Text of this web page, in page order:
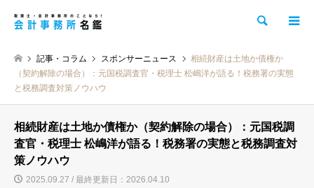
検索
記事・コラム スポンサーニュース
相続財産は土地か債権か
（契約解除の場合）：元国税調査官・税理士 松嶋洋が語る！税務署の実態
と税務調査対策ノウハウ
相続財産は土地か債権か（契約解除の場合）：元国税調
査官・税理士 松嶋洋が語る！税務署の実態と税務調査対
策ノウハウ
2025.09.27 / 最終更新日：2026.04.10